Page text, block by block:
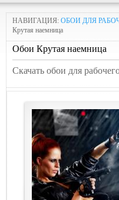
НАВИГАЦИЯ: ОБОИ ДЛЯ
Крутая наемница
Обои Крутая наемница
Скачать обои для